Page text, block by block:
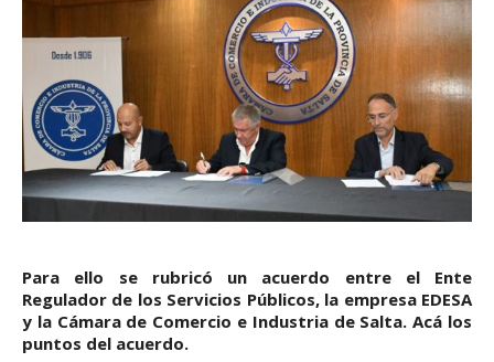
Para ello se rubricó un acuerdo entre el Ente
Regulador de los Servicios Públicos, la empresa EDESA
y la Cámara de Comercio e Industria de Salta. Acá los
puntos del acuerdo.